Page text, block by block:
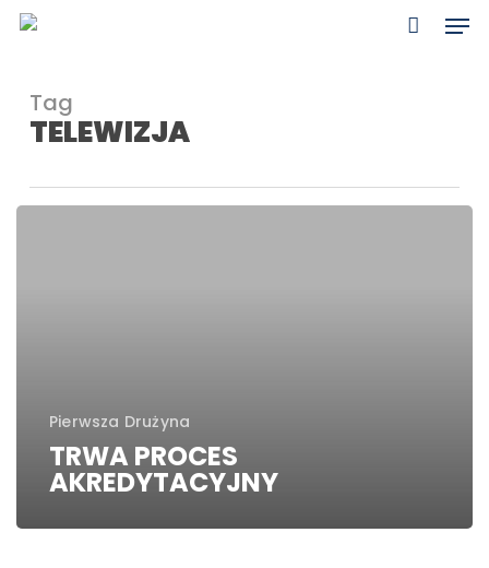
Skip
to
content
Tag
TELEWIZJA
TRWA
Pierwsza Drużyna
TRWA PROCES
AKREDYTACYJNY